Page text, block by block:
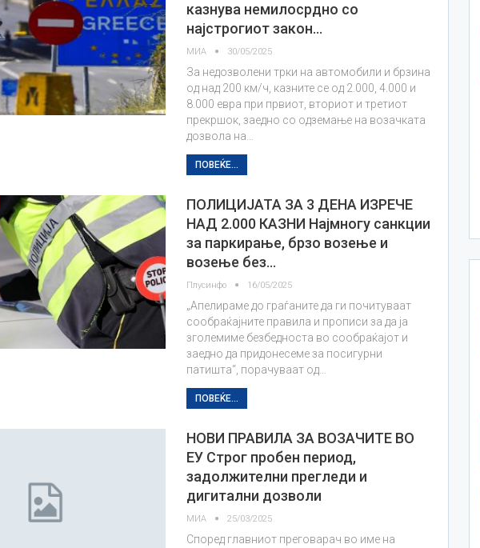
казнува немилосрдно со
најстрогиот закон…
МИА 30/05/2025
За недозволени трки на автомобили и брзина
од над 200 км/ч, казните се од 2.000, 4.000 и
8.000 евра при првиот, вториот и третиот
прекршок, заедно со одземање на возачката
дозвола на…
ПОВЕЌЕ...
ПОЛИЦИЈАТА ЗА 3 ДЕНА ИЗРЕЧЕ
НАД 2.000 КАЗНИ Најмногу санкции
за паркирање, брзо возење и
возење без…
Плусинфо 16/05/2025
„Апелираме до граѓаните да ги почитуваат
сообраќајните правила и прописи за да ја
зголемиме безбедноста во сообраќајот и
заедно да придонесеме за посигурни
патишта“, порачуваат од…
ПОВЕЌЕ...
НОВИ ПРАВИЛА ЗА ВОЗАЧИТЕ ВО
ЕУ Строг пробен период,
задолжителни прегледи и
дигитални дозволи
МИА 25/03/2025
Според главниот преговарач во име на